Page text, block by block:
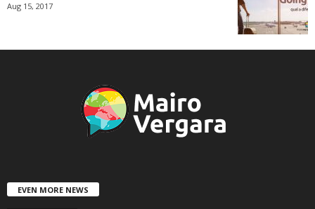
Aug 15, 2017
EVEN MORE NEWS